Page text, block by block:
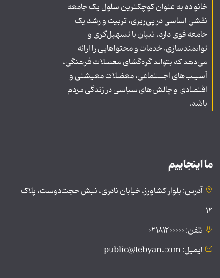
خانواده به عنوان کوچکترین سلول یک جامعه
نقشی اساسی در پی‌ریزی، تربیت و رشد یک
جامعه قوی دارد. تبیان با تسهیل‌گری و
توانمندسازی، خدمات و محتواهایی را ارائه
می‌دهد که بتواند گره‌گشای معضلات فرهنگی،
آسیـب‌های اجــتماعی، معضلات معیشتی و
اقتصادی و چالش‌های سیاسی در زندگی مردم
باشد.
ما اینجاییم
آدرس: بلوار کشاورز، خیابان نادری، نبش حجت‌دوست، پلاک
۱۲
تلفن: ۰۲۱۸۱۲۰۰۰۰۰
ایمیل: public@tebyan.com